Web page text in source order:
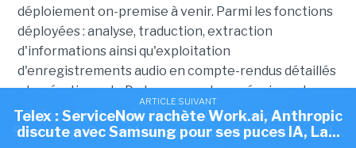
ARTICLE SUIVANT
Telex : Anthropic discute d'une puce IA avec
Samsung, OpenAI ouvre sa société de conseil...
déploiement on-premise à venir. Parmi les fonctions
déployées : analyse, traduction, extraction
d'informations ainsi qu'exploitation
d'enregistrements audio en compte-rendus détaillés
et opérationnels. Du temps rendu aux équipes, des
tâches répétitives allégées et une charge
administrative réduite sont avancées. « Avec PI Chat,
ARTICLE SUIVANT
Telex : ServiceNow rachète Work.ai, Anthropic
discute avec Samsung pour ses puces IA, La...